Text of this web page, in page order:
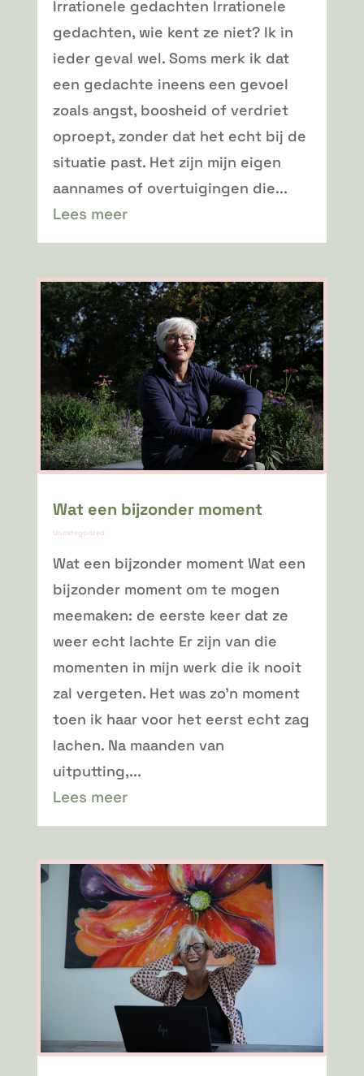
Irrationele gedachten Irrationele
gedachten, wie kent ze niet? Ik in
ieder geval wel. Soms merk ik dat
een gedachte ineens een gevoel
zoals angst, boosheid of verdriet
oproept, zonder dat het echt bij de
situatie past. Het zijn mijn eigen
aannames of overtuigingen die...
Lees meer
Wat een bijzonder moment
Uncategorized
Wat een bijzonder moment Wat een
bijzonder moment om te mogen
meemaken: de eerste keer dat ze
weer echt lachte Er zijn van die
momenten in mijn werk die ik nooit
zal vergeten. Het was zo'n moment
toen ik haar voor het eerst echt zag
lachen. Na maanden van
uitputting,...
Lees meer